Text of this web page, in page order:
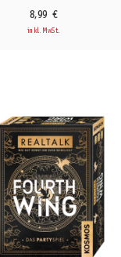
8,99 €
inkl. MwSt.